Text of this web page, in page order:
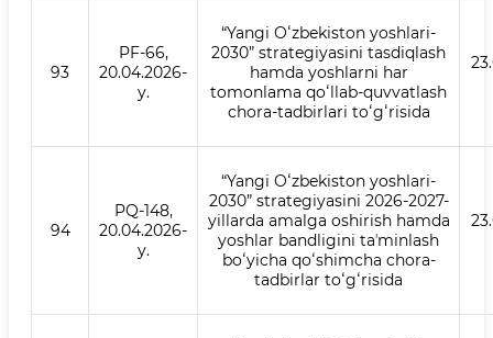
93
PF-66,
20.04.2026-
y.
“Yangi Oʻzbekiston yoshlari-
2030” strategiyasini tasdiqlash
hamda yoshlarni har
tomonlama qoʻllab-quvvatlash
chora-tadbirlari toʻgʻrisida
94
PQ-148,
20.04.2026-
y.
“Yangi Oʻzbekiston yoshlari-
2030” strategiyasini 2026-2027-
yillarda amalga oshirish hamda
yoshlar bandligini taʼminlash
boʻyicha qoʻshimcha chora-
tadbirlar toʻgʻrisida